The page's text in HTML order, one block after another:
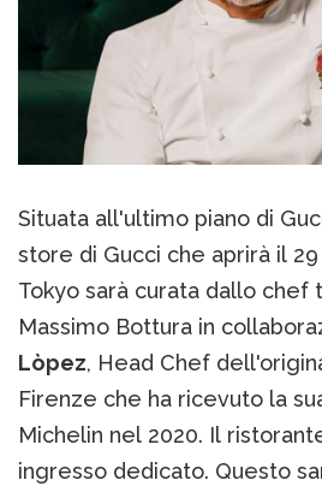
Situata all'ultimo piano di
store di Gucci che aprirà il 29
Tokyo sarà curata dallo
Massimo Bottura in
Lòpez, Head Chef
Firenze che ha ricevuto la
Michelin nel 2020. Il
ingresso dedicato. Questo